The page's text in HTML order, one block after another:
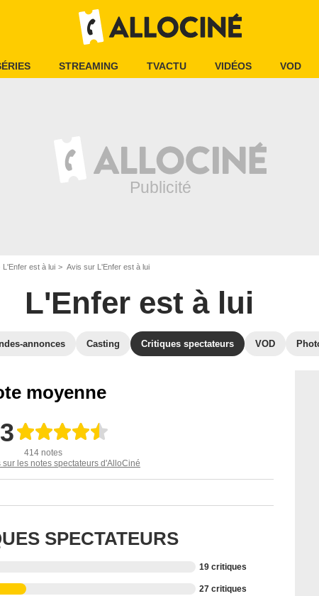
STREAMING TVACTU VIDÉOS VOD
L'Enfer est à lui Avis sur L'Enfer est à lui
L'Enfer est à lui
annonces Casting Critiques spectateurs VOD
moyenne
414 notes
sur les notes spectateurs d'AlloCiné
SPECTATEURS
19 critiques
27 critiques